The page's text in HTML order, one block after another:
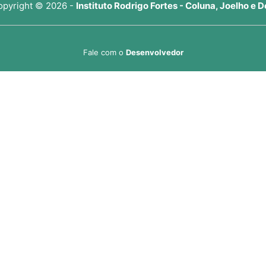
© 2026 - Instituto Rodrigo Fortes - Coluna, Joelho e
Fale com o Desenvolvedor